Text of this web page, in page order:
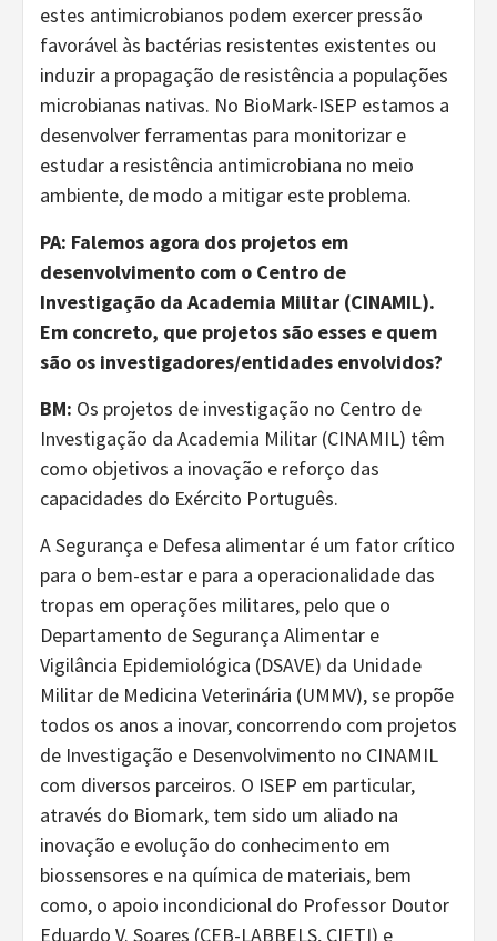
estes antimicrobianos podem exercer pressão
favorável às bactérias resistentes existentes ou
induzir a propagação de resistência a populações
microbianas nativas. No BioMark-ISEP estamos a
desenvolver ferramentas para monitorizar e
estudar a resistência antimicrobiana no meio
ambiente, de modo a mitigar este problema.
PA: Falemos agora dos projetos em
desenvolvimento com o Centro de
Investigação da Academia Militar (CINAMIL).
Em concreto, que projetos são esses e quem
são os investigadores/entidades envolvidos?
BM: Os projetos de investigação no Centro de
Investigação da Academia Militar (CINAMIL) têm
como objetivos a inovação e reforço das
capacidades do Exército Português.
A Segurança e Defesa alimentar é um fator crítico
para o bem-estar e para a operacionalidade das
tropas em operações militares, pelo que o
Departamento de Segurança Alimentar e
Vigilância Epidemiológica (DSAVE) da Unidade
Militar de Medicina Veterinária (UMMV), se propõe
todos os anos a inovar, concorrendo com projetos
de Investigação e Desenvolvimento no CINAMIL
com diversos parceiros. O ISEP em particular,
através do Biomark, tem sido um aliado na
inovação e evolução do conhecimento em
biossensores e na química de materiais, bem
como, o apoio incondicional do Professor Doutor
Eduardo V. Soares (CEB-LABBELS, CIETI) e